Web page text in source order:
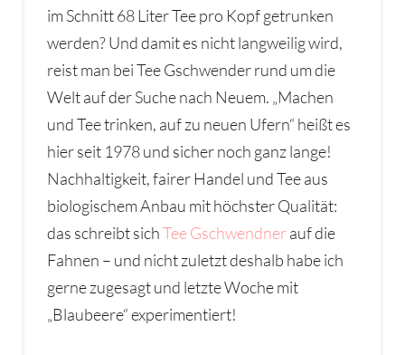
im Schnitt 68 Liter Tee pro Kopf getrunken
werden? Und damit es nicht langweilig wird,
reist man bei Tee Gschwender rund um die
Welt auf der Suche nach Neuem. „Machen
und Tee trinken, auf zu neuen Ufern“ heißt es
hier seit 1978 und sicher noch ganz lange!
Nachhaltigkeit, fairer Handel und Tee aus
biologischem Anbau mit höchster Qualität:
das schreibt sichTee Gschwendnerauf die
Fahnen – und nicht zuletzt deshalb habe ich
gerne zugesagt und letzte Woche mit
„Blaubeere“ experimentiert!